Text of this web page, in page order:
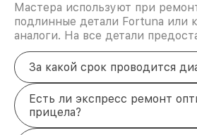
Мастера используют при
подлинные детали Fortuna или
аналоги. На все детали
За какой срок проводится
Есть ли экспресс ремонт
прицела?